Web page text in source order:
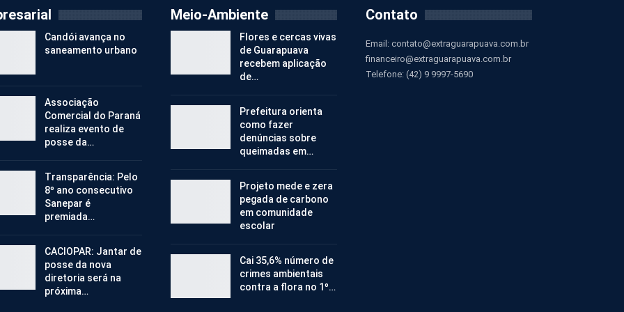
Candói avança no
saneamento urbano
Associação
Comercial do Paraná
realiza evento de
posse da…
Transparência: Pelo
8º ano consecutivo
Sanepar é
premiada…
CACIOPAR: Jantar de
posse da nova
diretoria será na
próxima…
Meio-Ambiente
Flores e cercas vivas
de Guarapuava
recebem aplicação
de…
Prefeitura orienta
como fazer
denúncias sobre
queimadas em…
Projeto mede e zera
pegada de carbono
em comunidade
escolar
Cai 35,6% número de
crimes ambientais
contra a flora no 1º…
Contato
Email: contato@extraguarapuava.com.br
financeiro@extraguarapuava.com.br
Telefone: (42) 9 9997-5690